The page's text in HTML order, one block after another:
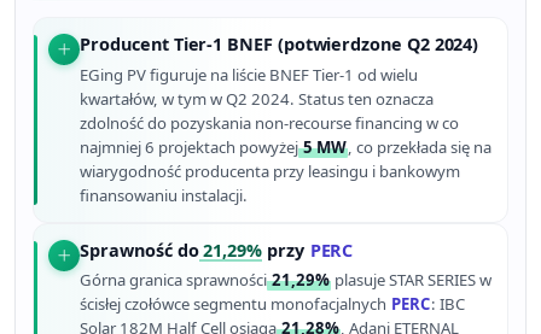
Producent Tier-1 BNEF (potwierdzone Q2 2024)
EGing PV figuruje na liście BNEF Tier-1 od wielu
kwartałów, w tym w Q2 2024. Status ten oznacza
zdolność do pozyskania non-recourse financing w co
najmniej 6 projektach powyżej5 MW, co przekłada się na
wiarygodność producenta przy leasingu i bankowym
finansowaniu instalacji.
Sprawność do21,29% przy PERC
Górna granica sprawności21,29% plasuje STAR SERIES w
ścisłej czołówce segmentu monofacjalnych PERC: IBC
Solar 182M Half Cell osiąga21,28%, Adani ETERNAL